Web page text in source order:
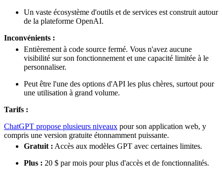
Un vaste écosystème d'outils et de services est construit autour
de la plateforme OpenAI.
Inconvénients :
Entièrement à code source fermé. Vous n'avez aucune
visibilité sur son fonctionnement et une capacité limitée à le
personnaliser.
Peut être l'une des options d'API les plus chères, surtout pour
une utilisation à grand volume.
Tarifs :
ChatGPT propose plusieurs niveaux pour son application web, y
compris une version gratuite étonnamment puissante.
Gratuit : Accès aux modèles GPT avec certaines limites.
Plus : 20 $ par mois pour plus d'accès et de fonctionnalités.